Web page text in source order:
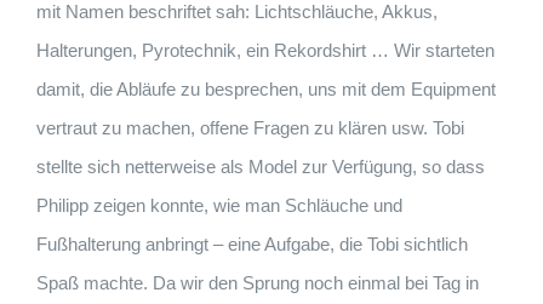
mit Namen beschriftet sah: Lichtschläuche, Akkus,
Halterungen, Pyrotechnik, ein Rekordshirt … Wir starteten
damit, die Abläufe zu besprechen, uns mit dem Equipment
vertraut zu machen, offene Fragen zu klären usw. Tobi
stellte sich netterweise als Model zur Verfügung, so dass
Philipp zeigen konnte, wie man Schläuche und
Fußhalterung anbringt – eine Aufgabe, die Tobi sichtlich
Spaß machte. Da wir den Sprung noch einmal bei Tag in